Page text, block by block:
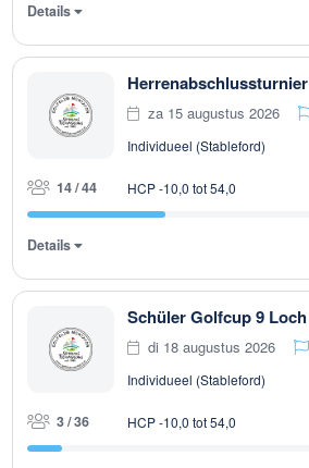
Details
Herrenabschlussturnier
za 15 augustus 2026
Individueel (Stableford)
14 / 44 HCP -10,0 tot 54,0
Details
Schüler Golfcup 9 Loch
di 18 augustus 2026
Individueel (Stableford)
3 / 36 HCP -10,0 tot 54,0